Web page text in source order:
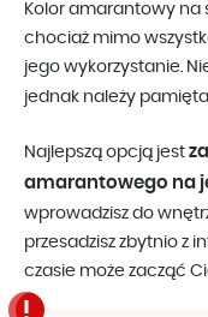
Kolor amarantowy na
chociaż mimo
jego wykorzystanie.
jednak należy
Najlepszą opcją jest
amarantowego na
wprowadzisz do
przesadzisz zbytnio z
czasie może zacząć